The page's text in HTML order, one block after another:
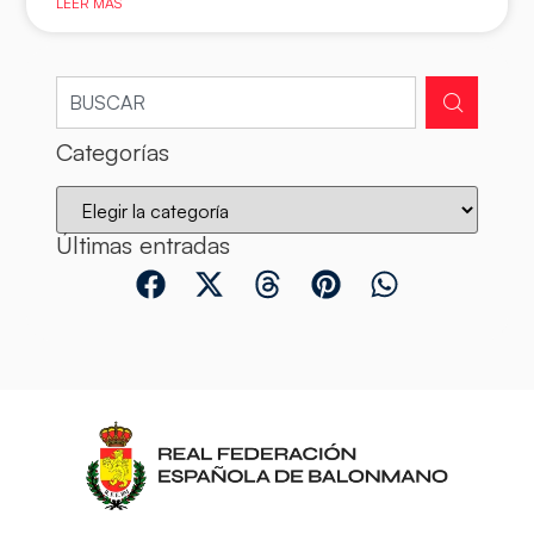
Categorías
Últimas entradas